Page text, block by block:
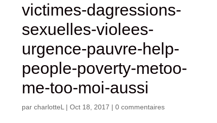
victimes-dagressions-
sexuelles-violees-
urgence-pauvre-help-
people-poverty-metoo-
me-too-moi-aussi
par charlotteL | Oct 18, 2017 | 0 commentaires